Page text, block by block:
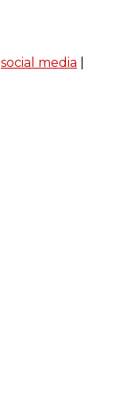
social media